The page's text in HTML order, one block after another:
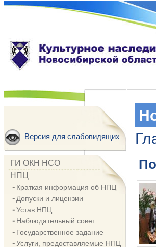
Версия для слабовидящих
ГИ ОКН НСО
НПЦ
Краткая информация об НПЦ
Допуски и лицензии
Устав НПЦ
Наблюдательный совет
Государственное задание
Услуги, предоставляемые НПЦ